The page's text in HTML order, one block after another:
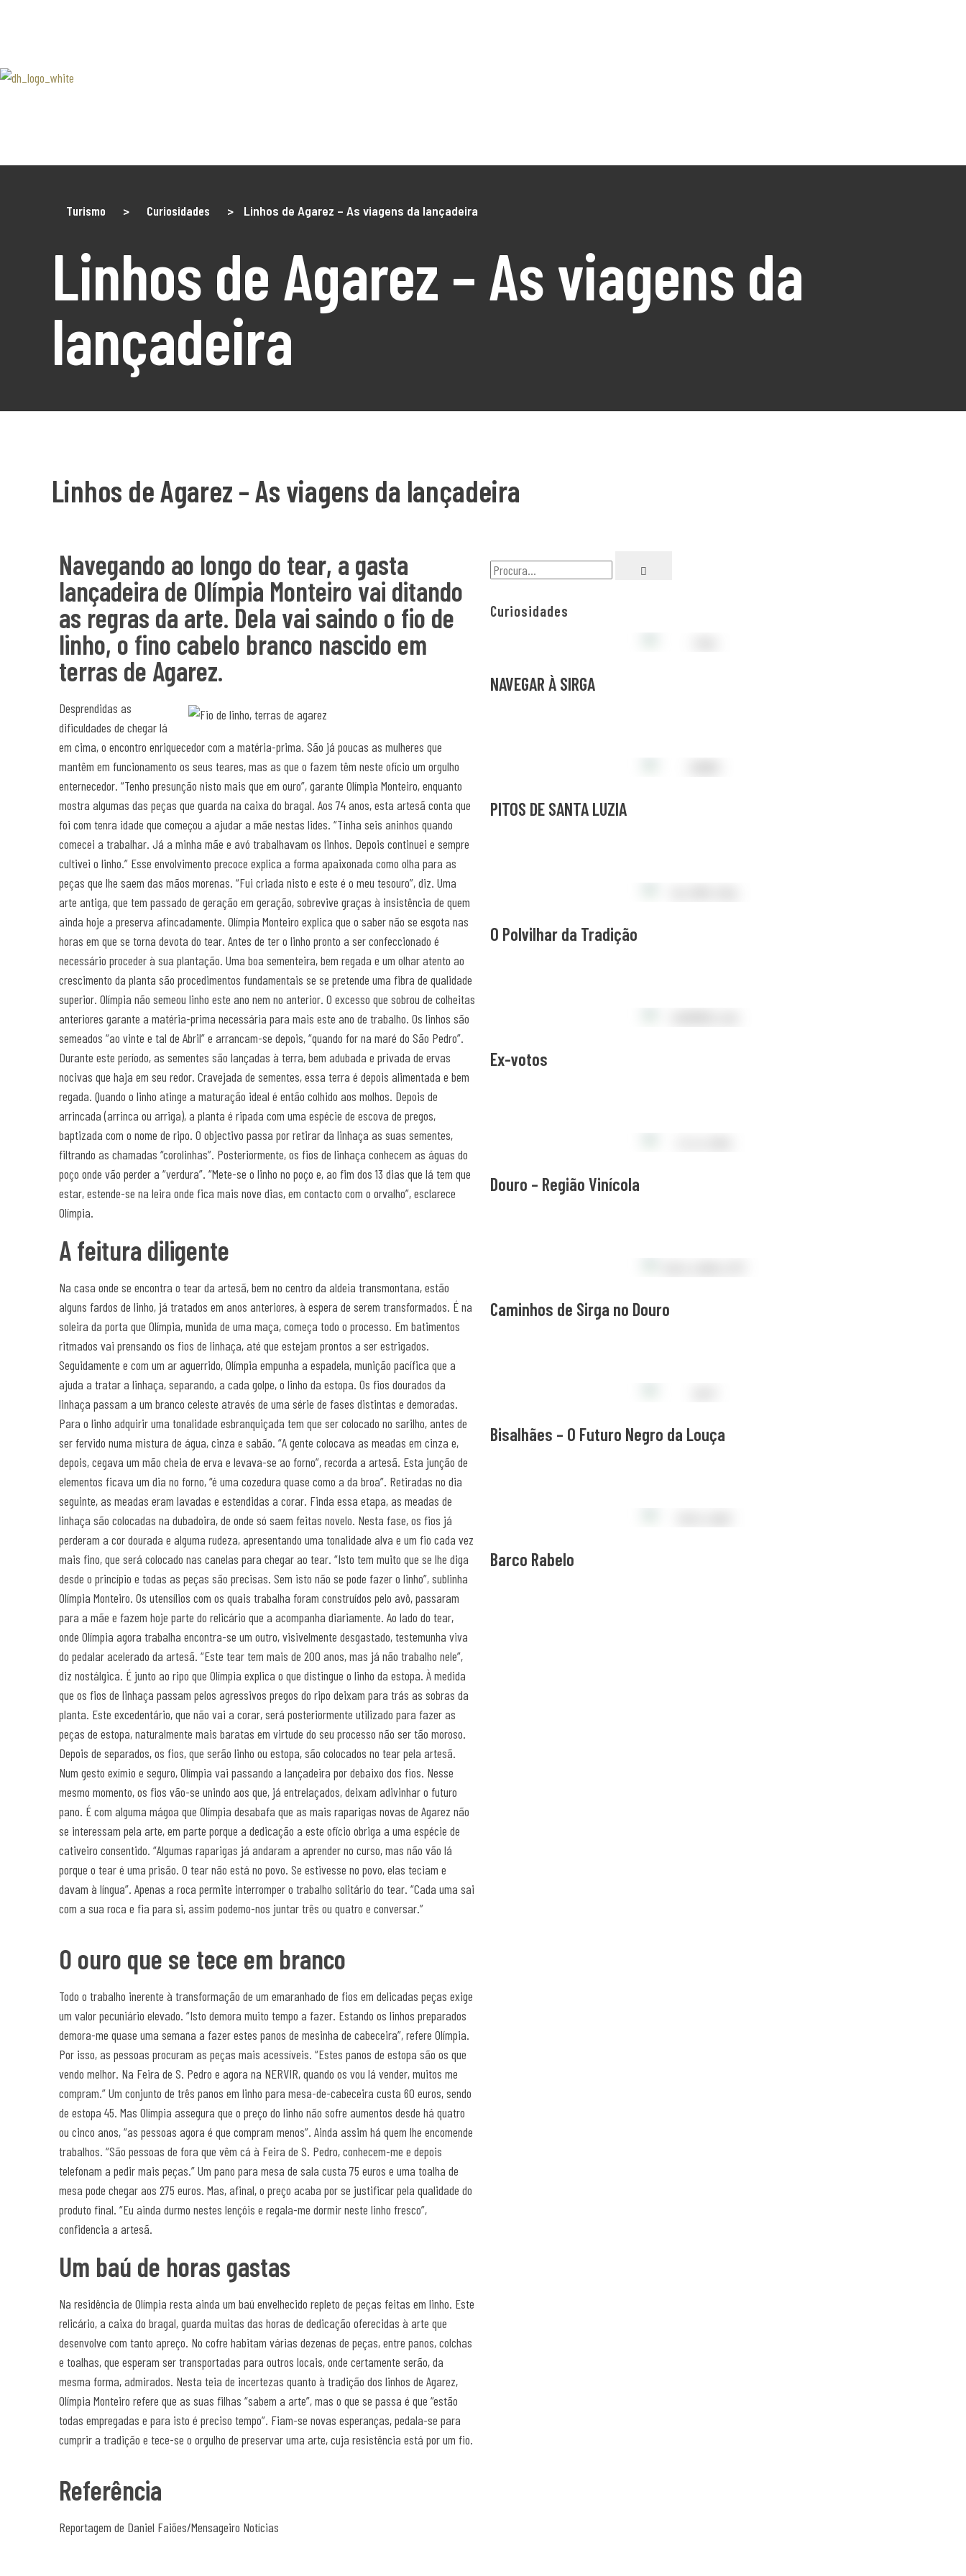
Turismo > Curiosidades > Linhos de Agarez – As viagens da lançadeira
Linhos de Agarez – As viagens da
lançadeira
Linhos de Agarez – As viagens da lançadeira
Navegando ao longo do tear, a gasta
lançadeira de Olímpia Monteiro vai ditando
as regras da arte. Dela vai saindo o fio de
linho, o fino cabelo branco nascido em
terras de Agarez.
Desprendidas as
dificuldades de chegar lá
em cima, o encontro enriquecedor com a matéria-prima. São já poucas as mulheres que
mantêm em funcionamento os seus teares, mas as que o fazem têm neste ofício um orgulho
enternecedor. “Tenho presunção nisto mais que em ouro”, garante Olímpia Monteiro, enquanto
mostra algumas das peças que guarda na caixa do bragal. Aos 74 anos, esta artesã conta que
foi com tenra idade que começou a ajudar a mãe nestas lides. “Tinha seis aninhos quando
comecei a trabalhar. Já a minha mãe e avó trabalhavam os linhos. Depois continuei e sempre
cultivei o linho.” Esse envolvimento precoce explica a forma apaixonada como olha para as
peças que lhe saem das mãos morenas. “Fui criada nisto e este é o meu tesouro”, diz. Uma
arte antiga, que tem passado de geração em geração, sobrevive graças à insistência de quem
ainda hoje a preserva afincadamente. Olímpia Monteiro explica que o saber não se esgota nas
horas em que se torna devota do tear. Antes de ter o linho pronto a ser confeccionado é
necessário proceder à sua plantação. Uma boa sementeira, bem regada e um olhar atento ao
crescimento da planta são procedimentos fundamentais se se pretende uma fibra de qualidade
superior. Olímpia não semeou linho este ano nem no anterior. O excesso que sobrou de colheitas
anteriores garante a matéria-prima necessária para mais este ano de trabalho. Os linhos são
semeados “ao vinte e tal de Abril” e arrancam-se depois, “quando for na maré do São Pedro”.
Durante este período, as sementes são lançadas à terra, bem adubada e privada de ervas
nocivas que haja em seu redor. Cravejada de sementes, essa terra é depois alimentada e bem
regada. Quando o linho atinge a maturação ideal é então colhido aos molhos. Depois de
arrincada (arrinca ou arriga), a planta é ripada com uma espécie de escova de pregos,
baptizada com o nome de ripo. O objectivo passa por retirar da linhaça as suas sementes,
filtrando as chamadas “corolinhas”. Posteriormente, os fios de linhaça conhecem as águas do
poço onde vão perder a “verdura”. “Mete-se o linho no poço e, ao fim dos 13 dias que lá tem que
estar, estende-se na leira onde fica mais nove dias, em contacto com o orvalho”, esclarece
Olímpia.
A feitura diligente
Na casa onde se encontra o tear da artesã, bem no centro da aldeia transmontana, estão
alguns fardos de linho, já tratados em anos anteriores, à espera de serem transformados. É na
soleira da porta que Olímpia, munida de uma maça, começa todo o processo. Em batimentos
ritmados vai prensando os fios de linhaça, até que estejam prontos a ser estrigados.
Seguidamente e com um ar aguerrido, Olímpia empunha a espadela, munição pacífica que a
ajuda a tratar a linhaça, separando, a cada golpe, o linho da estopa. Os fios dourados da
linhaça passam a um branco celeste através de uma série de fases distintas e demoradas.
Para o linho adquirir uma tonalidade esbranquiçada tem que ser colocado no sarilho, antes de
ser fervido numa mistura de água, cinza e sabão. “A gente colocava as meadas em cinza e,
depois, cegava um mão cheia de erva e levava-se ao forno”, recorda a artesã. Esta junção de
elementos ficava um dia no forno, “é uma cozedura quase como a da broa”. Retiradas no dia
seguinte, as meadas eram lavadas e estendidas a corar. Finda essa etapa, as meadas de
linhaça são colocadas na dubadoira, de onde só saem feitas novelo. Nesta fase, os fios já
perderam a cor dourada e alguma rudeza, apresentando uma tonalidade alva e um fio cada vez
mais fino, que será colocado nas canelas para chegar ao tear. “Isto tem muito que se lhe diga
desde o princípio e todas as peças são precisas. Sem isto não se pode fazer o linho”, sublinha
Olímpia Monteiro. Os utensílios com os quais trabalha foram construídos pelo avô, passaram
para a mãe e fazem hoje parte do relicário que a acompanha diariamente. Ao lado do tear,
onde Olímpia agora trabalha encontra-se um outro, visivelmente desgastado, testemunha viva
do pedalar acelerado da artesã. “Este tear tem mais de 200 anos, mas já não trabalho nele”,
diz nostálgica. É junto ao ripo que Olímpia explica o que distingue o linho da estopa. À medida
que os fios de linhaça passam pelos agressivos pregos do ripo deixam para trás as sobras da
planta. Este excedentário, que não vai a corar, será posteriormente utilizado para fazer as
peças de estopa, naturalmente mais baratas em virtude do seu processo não ser tão moroso.
Depois de separados, os fios, que serão linho ou estopa, são colocados no tear pela artesã.
Num gesto exímio e seguro, Olímpia vai passando a lançadeira por debaixo dos fios. Nesse
mesmo momento, os fios vão-se unindo aos que, já entrelaçados, deixam adivinhar o futuro
pano. É com alguma mágoa que Olímpia desabafa que as mais raparigas novas de Agarez não
se interessam pela arte, em parte porque a dedicação a este ofício obriga a uma espécie de
cativeiro consentido. “Algumas raparigas já andaram a aprender no curso, mas não vão lá
porque o tear é uma prisão. O tear não está no povo. Se estivesse no povo, elas teciam e
davam à língua”. Apenas a roca permite interromper o trabalho solitário do tear. “Cada uma sai
com a sua roca e fia para si, assim podemo-nos juntar três ou quatro e conversar.”
O ouro que se tece em branco
Todo o trabalho inerente à transformação de um emaranhado de fios em delicadas peças exige
um valor pecuniário elevado. “Isto demora muito tempo a fazer. Estando os linhos preparados
demora-me quase uma semana a fazer estes panos de mesinha de cabeceira”, refere Olímpia.
Por isso, as pessoas procuram as peças mais acessíveis. “Estes panos de estopa são os que
vendo melhor. Na Feira de S. Pedro e agora na NERVIR, quando os vou lá vender, muitos me
compram.” Um conjunto de três panos em linho para mesa-de-cabeceira custa 60 euros, sendo
de estopa 45. Mas Olímpia assegura que o preço do linho não sofre aumentos desde há quatro
ou cinco anos, “as pessoas agora é que compram menos”. Ainda assim há quem lhe encomende
trabalhos. “São pessoas de fora que vêm cá à Feira de S. Pedro, conhecem-me e depois
telefonam a pedir mais peças.” Um pano para mesa de sala custa 75 euros e uma toalha de
mesa pode chegar aos 275 euros. Mas, afinal, o preço acaba por se justificar pela qualidade do
produto final. “Eu ainda durmo nestes lençóis e regala-me dormir neste linho fresco”,
confidencia a artesã.
Um baú de horas gastas
Na residência de Olímpia resta ainda um baú envelhecido repleto de peças feitas em linho. Este
relicário, a caixa do bragal, guarda muitas das horas de dedicação oferecidas à arte que
desenvolve com tanto apreço. No cofre habitam várias dezenas de peças, entre panos, colchas
e toalhas, que esperam ser transportadas para outros locais, onde certamente serão, da
mesma forma, admirados. Nesta teia de incertezas quanto à tradição dos linhos de Agarez,
Olímpia Monteiro refere que as suas filhas “sabem a arte”, mas o que se passa é que “estão
todas empregadas e para isto é preciso tempo”. Fiam-se novas esperanças, pedala-se para
cumprir a tradição e tece-se o orgulho de preservar uma arte, cuja resistência está por um fio.
Referência
Reportagem de Daniel Faiões/Mensageiro Notícias
Curiosidades
NAVEGAR À SIRGA
PITOS DE SANTA LUZIA
O Polvilhar da Tradição
Ex-votos
Douro – Região Vinícola
Caminhos de Sirga no Douro
Bisalhães – O Futuro Negro da Louça
Barco Rabelo